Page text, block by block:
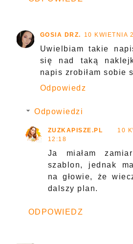
GOSIA DRZ. 10 KWIETNIA
Uwielbiam takie
się nad taką
napis zrobiłam sobie
Odpowiedz
Odpowiedzi
ZUZKAPISZE.PL
10
12:18
Ja miałam
szablon, jednak
na głowie, że
dalszy plan.
ODPOWIEDZ